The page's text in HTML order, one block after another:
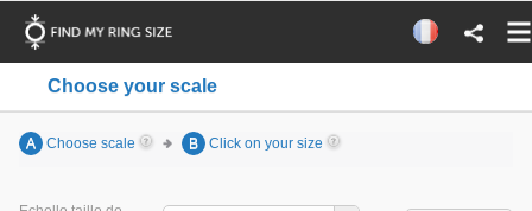
Choose your scale
A Choose scale B Click on your size